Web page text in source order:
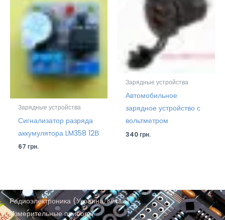
Зарядные устройства
Сигнализатор разряда
аккумулятора LM358 12В
67грн.
Зарядные устройства
Автомобильное
зарядное устройство с
вольтметром
340грн.
Радиоэлектроника (Украина, Китай)
Измерительные приборы